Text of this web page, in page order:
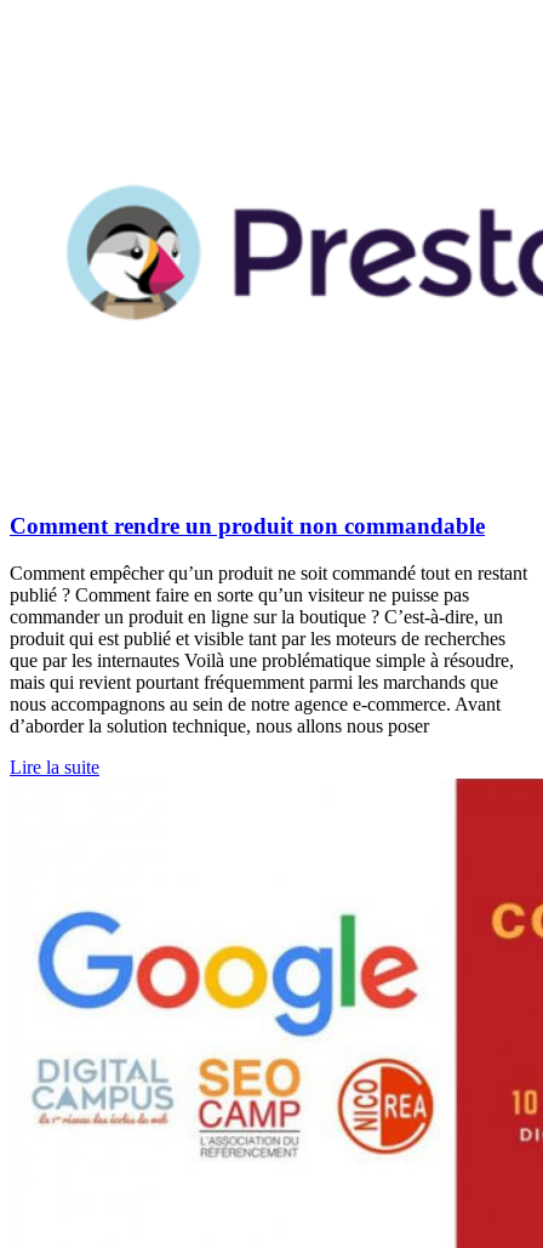
Comment rendre un produit non commandable
Comment empêcher qu’un produit ne soit commandé tout en restant
publié ? Comment faire en sorte qu’un visiteur ne puisse pas
commander un produit en ligne sur la boutique ? C’est-à-dire, un
produit qui est publié et visible tant par les moteurs de recherches
que par les internautes Voilà une problématique simple à résoudre,
mais qui revient pourtant fréquemment parmi les marchands que
nous accompagnons au sein de notre agence e-commerce. Avant
d’aborder la solution technique, nous allons nous poser
Lire la suite